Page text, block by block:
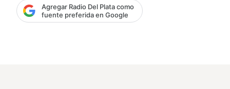
Agregar Radio Del Plata como
fuente preferida en Google